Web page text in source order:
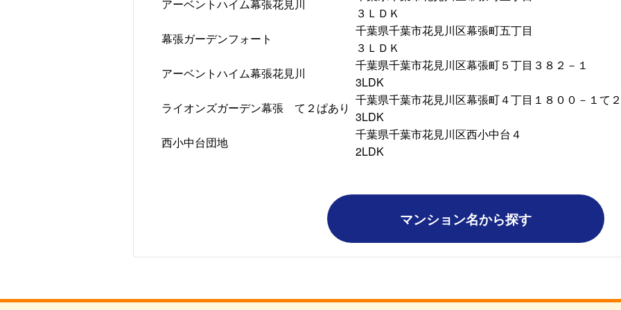
アーベントハイム幕張花見川
３ＬＤＫ
幕張ガーデンフォート
千葉県千葉市花見川区幕張町五丁目
３ＬＤＫ
アーベントハイム幕張花見川
千葉県千葉市花見川区幕張町５丁目３８２－１
3LDK
ライオンズガーデン幕張 て２ぱあり
千葉県千葉市花見川区幕張町４丁目１８００－１て
3LDK
西小中台団地
千葉県千葉市花見川区西小中台４
2LDK
マンション名から探す